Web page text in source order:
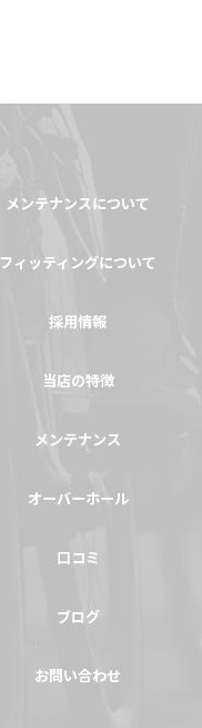
メンテナンスについて
フィッティングについて
採用情報
当店の特徴
メンテナンス
オーバーホール
口コミ
ブログ
お問い合わせ